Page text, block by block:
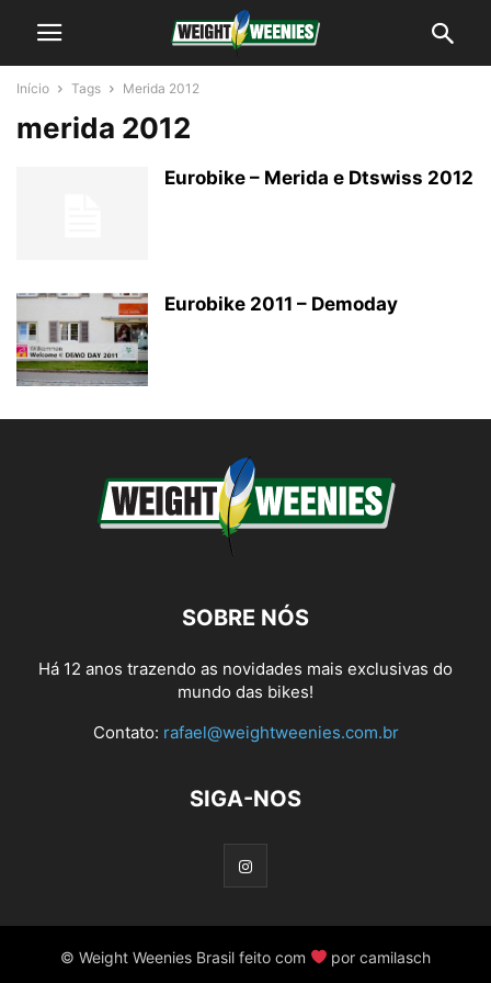
Início Tags Merida 2012
merida 2012
Eurobike – Merida e Dtswiss 2012
Eurobike 2011 – Demoday
SOBRE NÓS
Há 12 anos trazendo as novidades mais exclusivas do
mundo das bikes!
Contato: rafael@weightweenies.com.br
SIGA-NOS
© Weight Weenies Brasil feito com por camilasch